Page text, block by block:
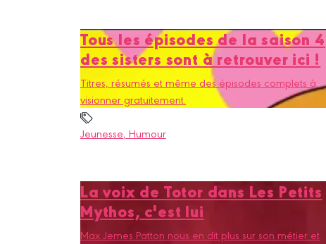
Tous les épisodes de la saison 4
des sisters sont à retrouver ici !
Titres, résumés et même des épisodes complets à
visionner gratuitement.
Jeunesse, Humour
La voix de Totor dans Les Petits
Mythos, c'est lui
Max Jemes Patton nous en dit plus sur son métier et